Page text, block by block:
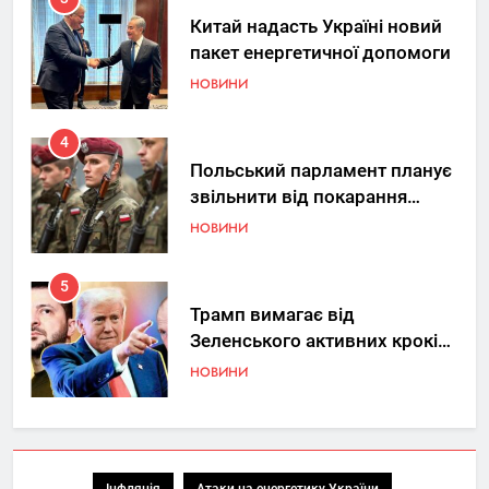
Китай надасть Україні новий
пакет енергетичної допомоги
НОВИНИ
4
Польський парламент планує
звільнити від покарання
добровольців ЗСУ
НОВИНИ
5
Трамп вимагає від
Зеленського активних кроків
у мирному процесі
НОВИНИ
6